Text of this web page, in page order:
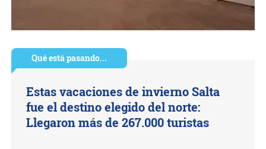
Qué está pasando...
Estas vacaciones de invierno Salta
fue el destino elegido del norte:
Llegaron más de 267.000 turistas